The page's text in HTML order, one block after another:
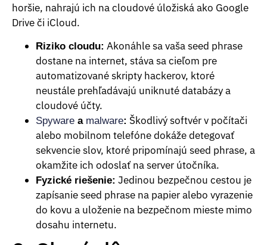
horšie, nahrajú ich na cloudové úložiská ako Google
Drive či iCloud.
Riziko cloudu: Akonáhle sa vaša seed phrase
dostane na internet, stáva sa cieľom pre
automatizované skripty hackerov, ktoré
neustále prehľadávajú uniknuté databázy a
cloudové účty.
Spyware a malware: Škodlivý softvér v počítači
alebo mobilnom telefóne dokáže detegovať
sekvencie slov, ktoré pripomínajú seed phrase, a
okamžite ich odoslať na server útočníka.
Fyzické riešenie: Jedinou bezpečnou cestou je
zapísanie seed phrase na papier alebo vyrazenie
do kovu a uloženie na bezpečnom mieste mimo
dosahu internetu.